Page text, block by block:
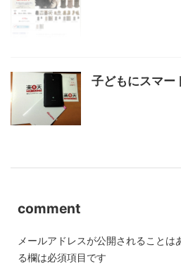
子どもにスマー
comment
メールアドレスが公開されることは
る欄は必須項目です